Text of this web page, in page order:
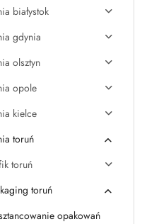
białystok
gdynia
olsztyn
opole
kielce
toruń
toruń
toruń
opakowań